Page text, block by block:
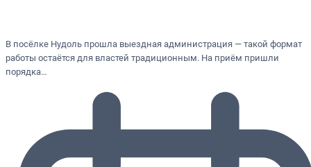
В посёлке Нудоль прошла выездная администрация — такой формат
работы остаётся для властей традиционным. На приём пришли
порядка…